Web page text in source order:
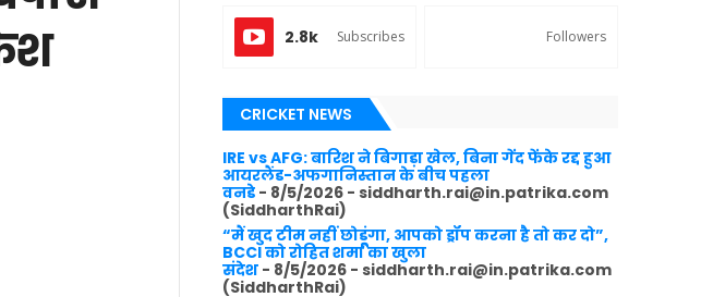
2.8k Subscribes Followers
CRICKET NEWS
IRE vs AFG: बारिश ने बिगाड़ा खेल, बिना गेंद फेंके रद्द हुआ
आयरलैंड-अफगानिस्तान के बीच पहला
वनडे - 8/5/2026 - siddharth.rai@in.patrika.com
(SiddharthRai)
“मैं खुद टीम नहीं छोडूंगा, आपको ड्रॉप करना है तो कर दो”,
BCCI को रोहित शर्मा का खुला
संदेश - 8/5/2026 - siddharth.rai@in.patrika.com
(SiddharthRai)